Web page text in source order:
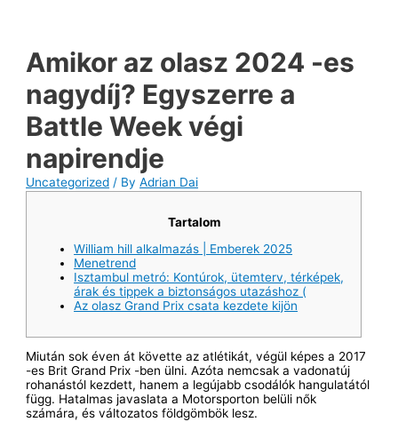
Amikor az olasz 2024 -es
nagydíj? Egyszerre a
Battle Week végi
napirendje
Uncategorized / ByAdrian Dai
Tartalom
William hill alkalmazás | Emberek 2025
Menetrend
Isztambul metró: Kontúrok, ütemterv, térképek,
árak és tippek a biztonságos utazáshoz (
Az olasz Grand Prix csata kezdete kijön
Miután sok éven át követte az atlétikát, végül képes a 2017
-es Brit Grand Prix -ben ülni. Azóta nemcsak a vadonatúj
rohanástól kezdett, hanem a legújabb csodálók hangulatától
függ. Hatalmas javaslata a Motorsporton belüli nők
számára, és változatos földgömbök lesz.